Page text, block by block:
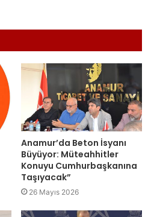
Anamur’da Beton İsyanı
Büyüyor: Müteahhitler
Konuyu Cumhurbaşkanına
Taşıyacak”
26 Mayıs 2026